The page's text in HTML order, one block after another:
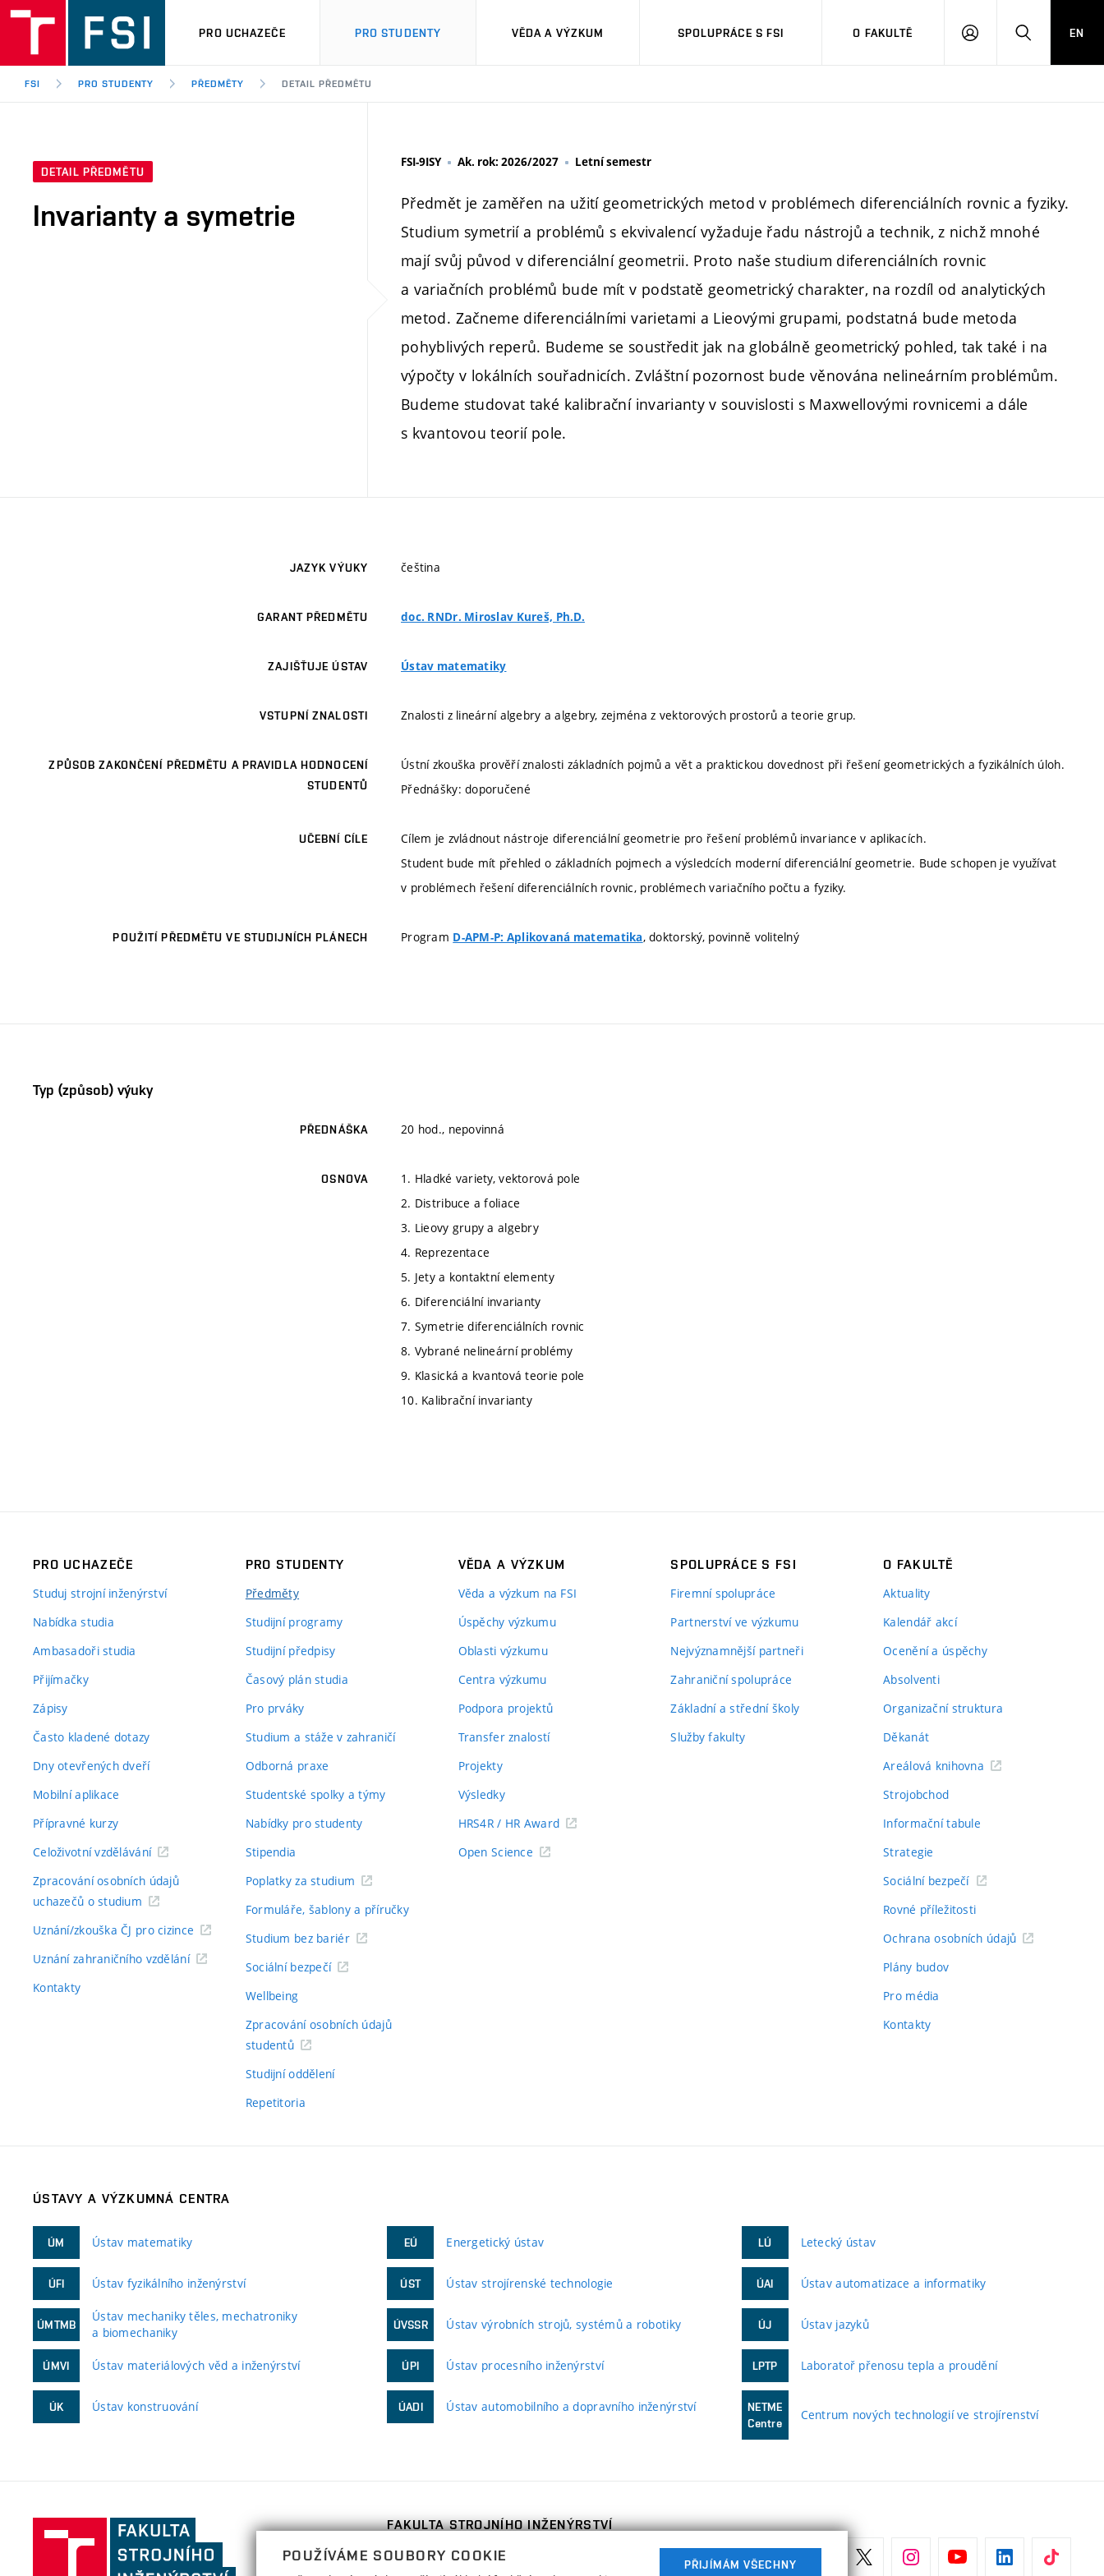
PRO UCHAZEČE PRO STUDENTY VĚDA A VÝZKUM SPOLUPRÁCE S FSI O FAKULTĚ
PŘIHLÁŠENÍHLEDAT
EN
FSI PRO STUDENTY PŘEDMĚTY DETAIL PŘEDMĚTU
DETAIL PŘEDMĚTU
Invarianty a symetrie
FSI-9ISY Ak. rok: 2026/2027 Letní semestr
Předmět je zaměřen na užití geometrických metod v problémech diferenciálních rovnic a fyziky.
Studium symetrií a problémů s ekvivalencí vyžaduje řadu nástrojů a technik, z nichž mnohé
mají svůj původ v diferenciální geometrii. Proto naše studium diferenciálních rovnic
a variačních problémů bude mít v podstatě geometrický charakter, na rozdíl od analytických
metod. Začneme diferenciálními varietami a Lieovými grupami, podstatná bude metoda
pohyblivých reperů. Budeme se soustředit jak na globálně geometrický pohled, tak také i na
výpočty v lokálních souřadnicích. Zvláštní pozornost bude věnována nelineárním problémům.
Budeme studovat také kalibrační invarianty v souvislosti s Maxwellovými rovnicemi a dále
s kvantovou teorií pole.
JAZYK VÝUKY čeština
GARANT PŘEDMĚTU doc. RNDr. Miroslav Kureš, Ph.D.
ZAJIŠŤUJE ÚSTAV Ústav matematiky
VSTUPNÍ ZNALOSTI Znalosti z lineární algebry a algebry, zejména z vektorových prostorů a teorie grup.
ZPŮSOB ZAKONČENÍ PŘEDMĚTU A PRAVIDLA HODNOCENÍ
STUDENTŮ
Ústní zkouška prověří znalosti základních pojmů a vět a praktickou dovednost při řešení geometrických a fyzikálních úloh.
Přednášky: doporučené
UČEBNÍ CÍLE
Cílem je zvládnout nástroje diferenciální geometrie pro řešení problémů invariance v aplikacích.
Student bude mít přehled o základních pojmech a výsledcích moderní diferenciální geometrie. Bude schopen je využívat
v problémech řešení diferenciálních rovnic, problémech variačního počtu a fyziky.
POUŽITÍ PŘEDMĚTU VE STUDIJNÍCH PLÁNECH Program D-APM-P: Aplikovaná matematika, doktorský, povinně volitelný
Typ (způsob) výuky
PŘEDNÁŠKA 20 hod., nepovinná
OSNOVA
1. Hladké variety, vektorová pole
2. Distribuce a foliace
3. Lieovy grupy a algebry
4. Reprezentace
5. Jety a kontaktní elementy
6. Diferenciální invarianty
7. Symetrie diferenciálních rovnic
8. Vybrané nelineární problémy
9. Klasická a kvantová teorie pole
10. Kalibrační invarianty
PRO UCHAZEČE
Studuj strojní inženýrství
Nabídka studia
Ambasadoři studia
Přijímačky
Zápisy
Často kladené dotazy
Dny otevřených dveří
Mobilní aplikace
Přípravné kurzy
Celoživotní vzdělávání
Zpracování osobních údajů
uchazečů o studium
Uznání/zkouška ČJ pro cizince
Uznání zahraničního vzdělání
Kontakty
PRO STUDENTY
Předměty
Studijní programy
Studijní předpisy
Časový plán studia
Pro prváky
Studium a stáže v zahraničí
Odborná praxe
Studentské spolky a týmy
Nabídky pro studenty
Stipendia
Poplatky za studium
Formuláře, šablony a příručky
Studium bez bariér
Sociální bezpečí
Wellbeing
Zpracování osobních údajů
studentů
Studijní oddělení
Repetitoria
VĚDA A VÝZKUM
Věda a výzkum na FSI
Úspěchy výzkumu
Oblasti výzkumu
Centra výzkumu
Podpora projektů
Transfer znalostí
Projekty
Výsledky
HRS4R / HR Award
Open Science
SPOLUPRÁCE S FSI
Firemní spolupráce
Partnerství ve výzkumu
Nejvýznamnější partneři
Zahraniční spolupráce
Základní a střední školy
Služby fakulty
O FAKULTĚ
Aktuality
Kalendář akcí
Ocenění a úspěchy
Absolventi
Organizační struktura
Děkanát
Areálová knihovna
Strojobchod
Informační tabule
Strategie
Sociální bezpečí
Rovné příležitosti
Ochrana osobních údajů
Plány budov
Pro média
Kontakty
ÚSTAVY A VÝZKUMNÁ CENTRA
ÚM Ústav matematiky
ÚFI Ústav fyzikálního inženýrství
ÚMTMB
Ústav mechaniky těles, mechatroniky
a biomechaniky
ÚMVI Ústav materiálových věd a inženýrství
ÚK Ústav konstruování
EÚ Energetický ústav
ÚST Ústav strojírenské technologie
ÚVSSR Ústav výrobních strojů, systémů a robotiky
ÚPI Ústav procesního inženýrství
ÚADI Ústav automobilního a dopravního inženýrství
LÚ Letecký ústav
ÚAI Ústav automatizace a informatiky
ÚJ Ústav jazyků
LPTP Laboratoř přenosu tepla a proudění
NETME
Centre
Centrum nových technologií ve strojírenství
Fakulta
inženýrství,
FAKULTA STROJNÍHO INŽENÝRSTVÍ
Technická 2896/2
POUŽÍVÁME SOUBORY COOKIE
PŘIJÍMÁM VŠECHNY